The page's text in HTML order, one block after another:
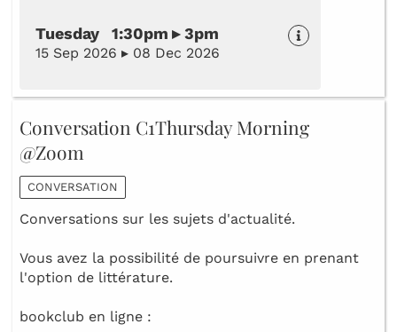
Tuesday 1:30pm ▸ 3pm
15 Sep 2026 ▸ 08 Dec 2026
Conversation C1Thursday Morning
@Zoom
CONVERSATION
Conversations sur les sujets d'actualité.
Vous avez la possibilité de poursuivre en prenant
l'option de littérature.
bookclub en ligne :